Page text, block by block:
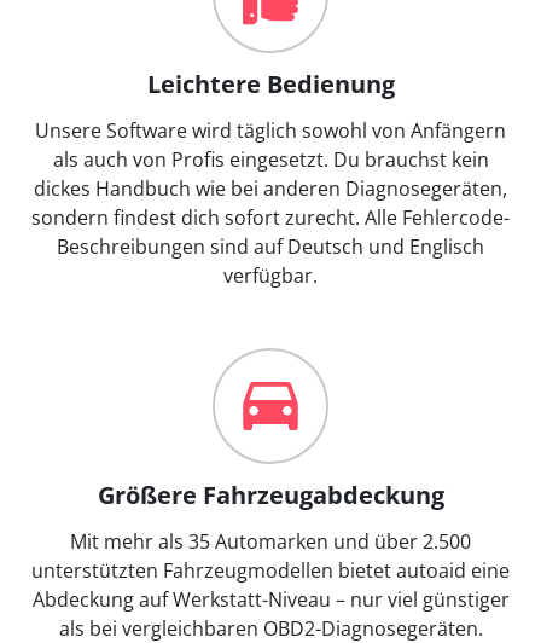
Leichtere Bedienung
Unsere Software wird täglich sowohl von Anfängern
als auch von Profis eingesetzt. Du brauchst kein
dickes Handbuch wie bei anderen Diagnosegeräten,
sondern findest dich sofort zurecht. Alle Fehlercode-
Beschreibungen sind auf Deutsch und Englisch
verfügbar.
Größere Fahrzeugabdeckung
Mit mehr als 35 Automarken und über 2.500
unterstützten Fahrzeugmodellen bietet autoaid eine
Abdeckung auf Werkstatt-Niveau – nur viel günstiger
als bei vergleichbaren OBD2-Diagnosegeräten.